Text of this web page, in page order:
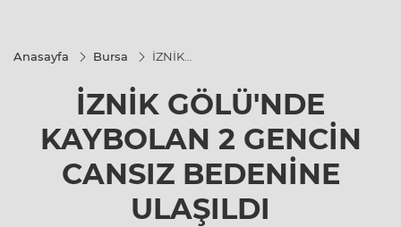
Anasayfa Bursa
İZNİK
KAYBOLAN
2 GENCİN
CANSIZ
BEDENİNE
ULAŞILDI
İZNİK GÖLÜ'NDE
KAYBOLAN 2 GENCİN
CANSIZ BEDENİNE
ULAŞILDI